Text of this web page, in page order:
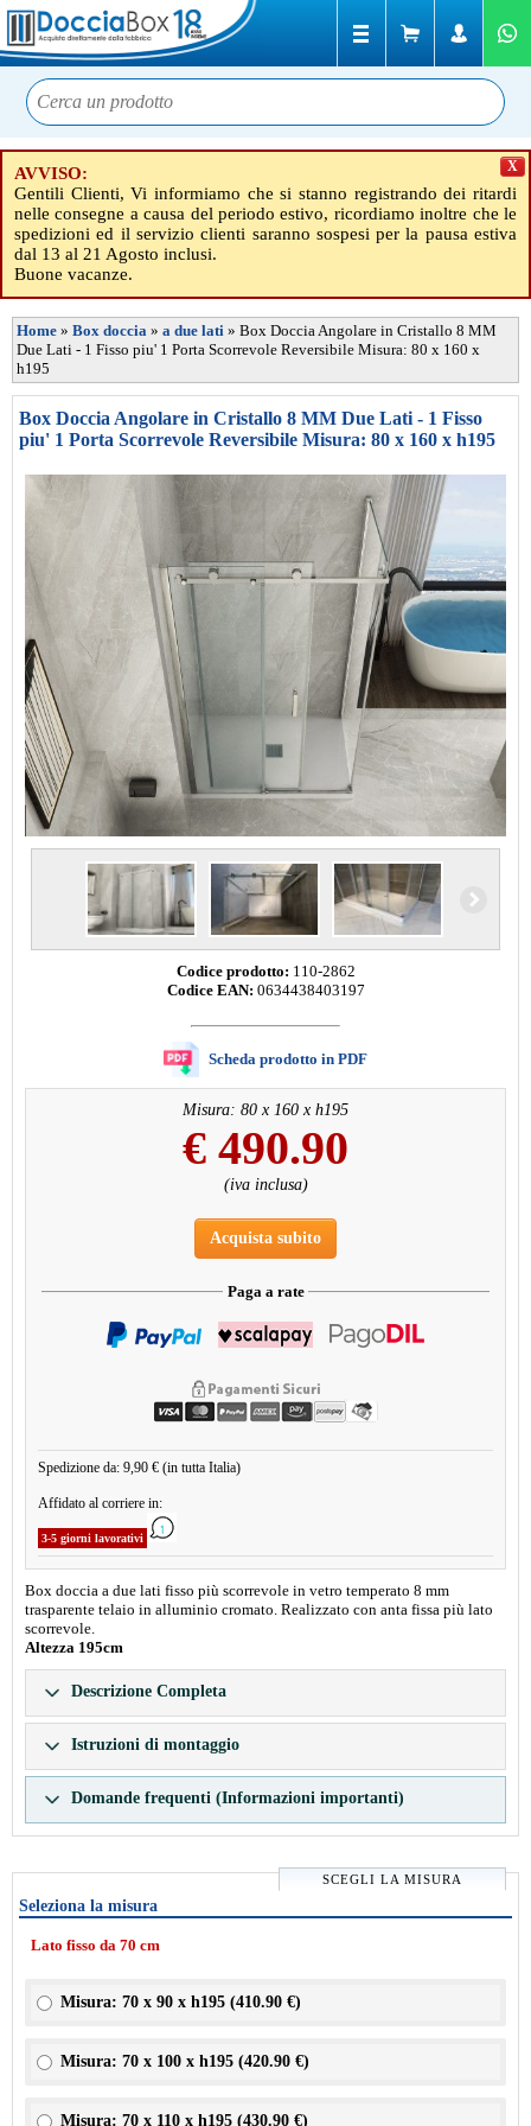
AVVISO:
Gentili Clienti, Vi informiamo che si stanno registrando dei ritardi
nelle consegne a causa del periodo estivo, ricordiamo inoltre che le
spedizioni ed il servizio clienti saranno sospesi per la pausa estiva
dal 13 al 21 Agosto inclusi.
Buone vacanze.
X
Home » Box doccia » a due lati » Box Doccia Angolare in Cristallo 8 MM
Due Lati - 1 Fisso piu' 1 Porta Scorrevole Reversibile Misura: 80 x 160 x
h195
Box Doccia Angolare in Cristallo 8 MM Due Lati - 1 Fisso
piu' 1 Porta Scorrevole Reversibile Misura: 80 x 160 x h195
Codice prodotto: 110-2862
Codice EAN: 0634438403197
Scheda prodotto in PDF
Misura: 80 x 160 x h195
€ 490.90
(iva inclusa)
Acquista subito
Paga a rate
Spedizione da: 9,90 € (in tutta Italia)
Affidato al corriere in:
3-5 giorni lavorativi
Box doccia a due lati fisso più scorrevole in vetro temperato 8 mm
trasparente telaio in alluminio cromato. Realizzato con anta fissa più lato
scorrevole.
Altezza 195cm
Descrizione Completa
Istruzioni di montaggio
Domande frequenti (Informazioni importanti)
SCEGLI LA MISURA
Seleziona la misura
Lato fisso da 70 cm
Misura: 70 x 90 x h195 (410.90 €)
Misura: 70 x 100 x h195 (420.90 €)
Misura: 70 x 110 x h195 (430.90 €)